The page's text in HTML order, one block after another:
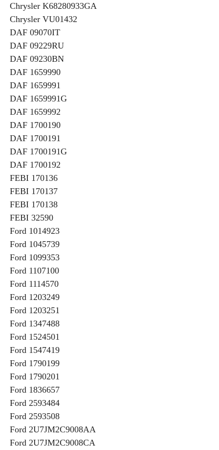
Chrysler K68280933GA
Chrysler VU01432
DAF 09070IT
DAF 09229RU
DAF 09230BN
DAF 1659990
DAF 1659991
DAF 1659991G
DAF 1659992
DAF 1700190
DAF 1700191
DAF 1700191G
DAF 1700192
FEBI 170136
FEBI 170137
FEBI 170138
FEBI 32590
Ford 1014923
Ford 1045739
Ford 1099353
Ford 1107100
Ford 1114570
Ford 1203249
Ford 1203251
Ford 1347488
Ford 1524501
Ford 1547419
Ford 1790199
Ford 1790201
Ford 1836657
Ford 2593484
Ford 2593508
Ford 2U7JM2C9008AA
Ford 2U7JM2C9008CA